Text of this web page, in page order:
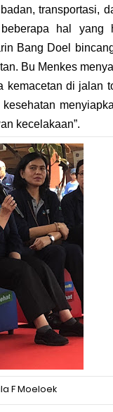
transportasi,
hal yang
Bang Doel
Bu Menkes
kemacetan di jalan
kecelakaan”.
F Moeloek